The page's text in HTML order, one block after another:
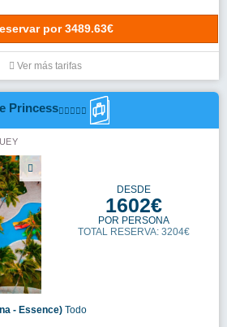
por 3489.63€
Ver más tarifas
Princess
DESDE
1602€
POR PERSONA
TOTAL RESERVA: 3204€
- Essence) Todo